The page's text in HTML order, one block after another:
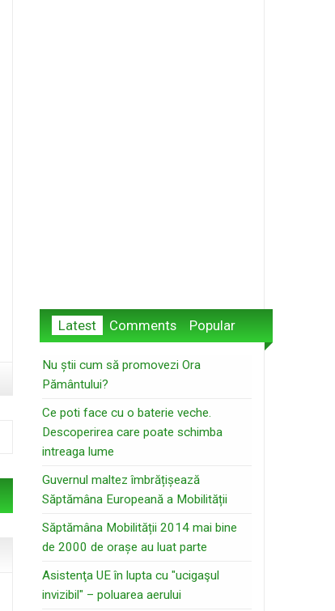
Latest Comments Popular
Nu știi cum să promovezi Ora
Pământului?
Ce poti face cu o baterie veche.
Descoperirea care poate schimba
intreaga lume
Guvernul maltez îmbrățișează
Săptămâna Europeană a Mobilității
Săptămâna Mobilității 2014 mai bine
de 2000 de orașe au luat parte
Asistenţa UE în lupta cu "ucigaşul
invizibil" – poluarea aerului